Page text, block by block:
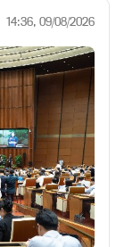
14:36, 09/08/2026